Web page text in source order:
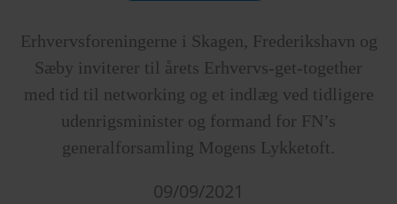
Erhvervsforeningerne i Skagen, Frederikshavn og
Sæby inviterer til årets Erhvervs-get-together
med tid til networking og et indlæg ved tidligere
udenrigsminister og formand for FN’s
generalforsamling Mogens Lykketoft.
09/09/2021